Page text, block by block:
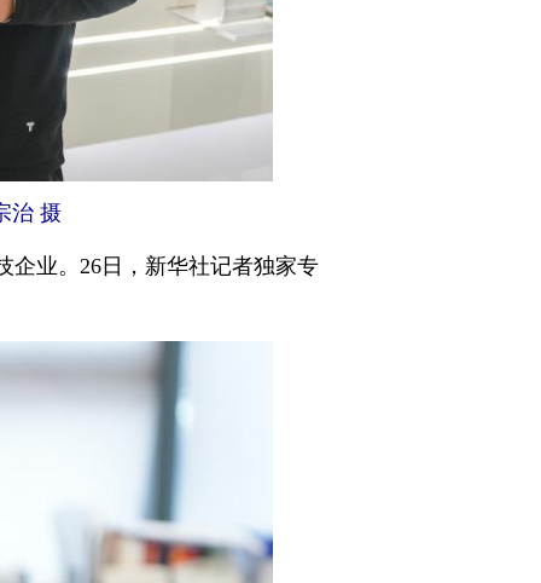
治 摄
业。26日，新华社记者独家专